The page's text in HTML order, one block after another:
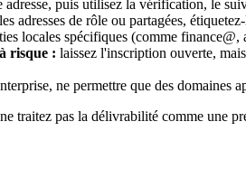
adresse, puis utilisez la vérification, le
adresses de rôle ou partagées,
locales spécifiques (comme
risque : laissez l'inscription ouverte,
ne permettre que des domaines
traitez pas la délivrabilité comme une